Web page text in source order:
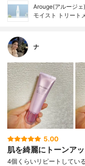
Arouge(アルージェ)
モイスト トリート
ナ
5.00
肌を綺麗にトーンア
4個くらいリピートしてい